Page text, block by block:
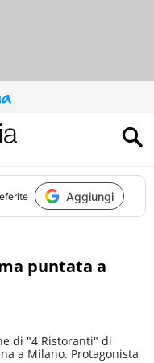
Aggiungi
puntata a
di "4 Ristoranti" di
a Milano. Protagonista